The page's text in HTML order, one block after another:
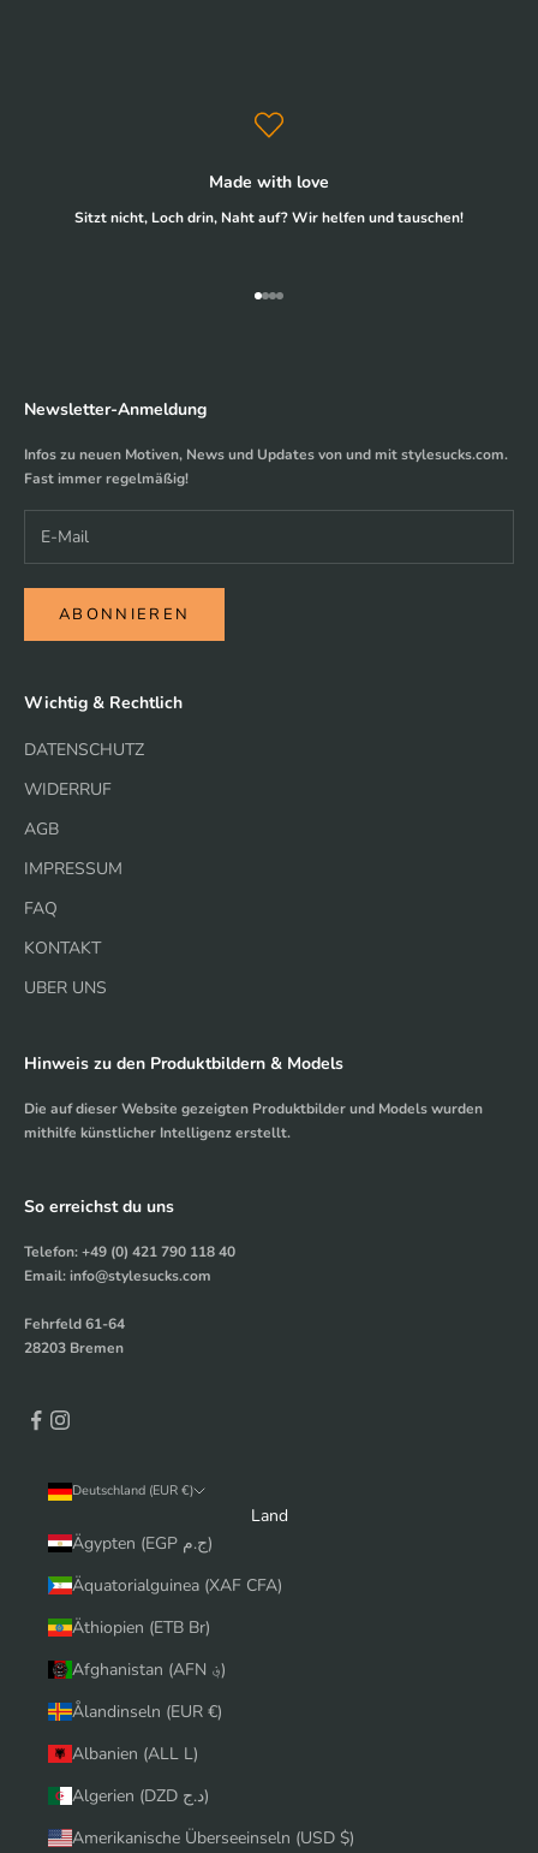
Made with love
Sitzt nicht, Loch drin, Naht auf? Wir helfen und tauschen!
Gehe zu Element 1
Gehe zu Element 2
Gehe zu Element 3
Gehe zu Element 4
Newsletter-Anmeldung
Infos zu neuen Motiven, News und Updates von und mit stylesucks.com.
Fast immer regelmäßig!
ABONNIEREN
Wichtig & Rechtlich
DATENSCHUTZ
WIDERRUF
AGB
IMPRESSUM
FAQ
KONTAKT
UBER UNS
Hinweis zu den Produktbildern & Models
Die auf dieser Website gezeigten Produktbilder und Models wurden
mithilfe künstlicher Intelligenz erstellt.
So erreichst du uns
Telefon: +49 (0) 421 790 118 40
Email: info@stylesucks.com
Fehrfeld 61-64
28203 Bremen
Deutschland (EUR €)
Land
Ägypten (EGP ج.م)
Äquatorialguinea (XAF CFA)
Äthiopien (ETB Br)
Afghanistan (AFN ؋)
Ålandinseln (EUR €)
Albanien (ALL L)
Algerien (DZD د.ج)
Amerikanische Überseeinseln (USD $)